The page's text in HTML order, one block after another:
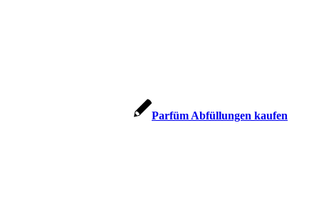
Parfüm Abfüllungen kaufen